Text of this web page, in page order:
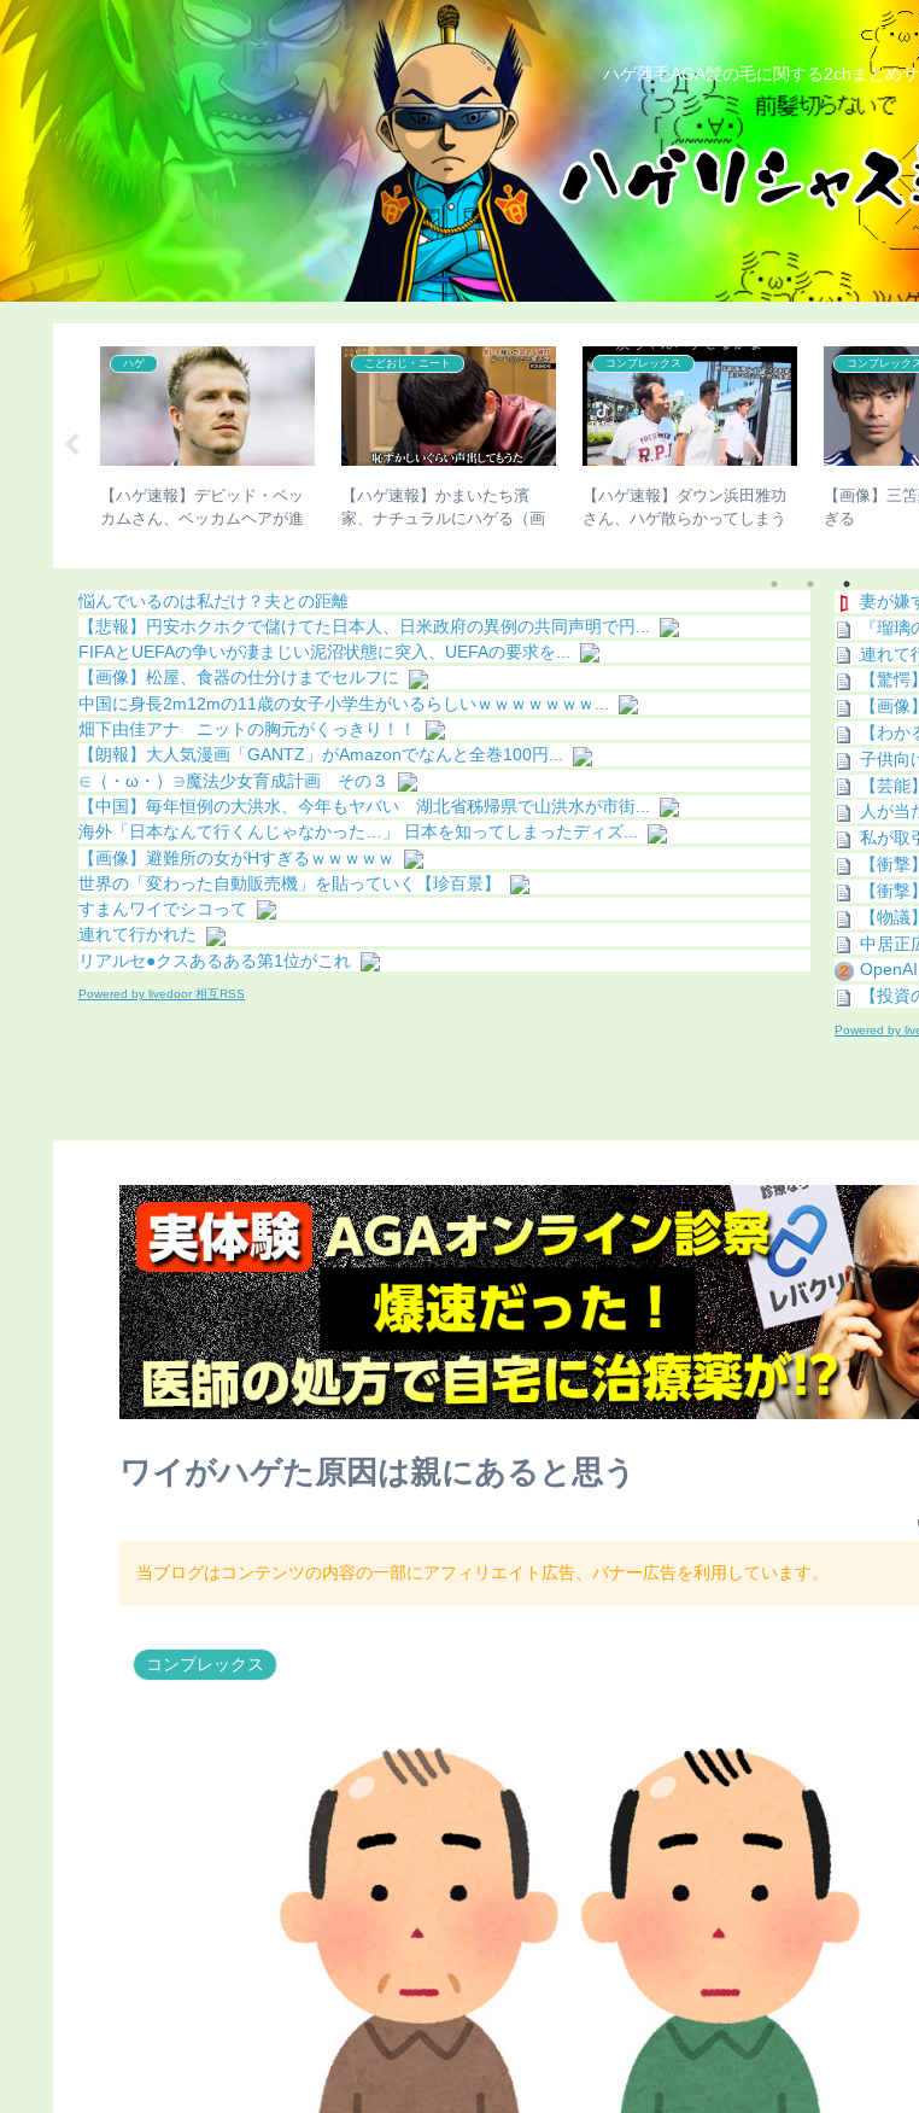
ハゲ薄毛AGA髪の毛に関する2chまとめ
コンプレックス
【ハゲ速報】植毛手術を受け
て「人生が変わった」人がこ
コンプレックス
【ハゲ速報】「ハゲ男性の違
法化」を目指す運動が巻き起
こどおじ・ニート
【ハゲ速報】ハゲたら人生終
了するという現実ｗｗｗ
コンプレックス
【ハゲ速報
味にハゲる（
悩んでいるのは私だけ？夫との距離
【悲報】円安ホクホクで儲けてた日本人、日米政府の異例の共同声明で円...
FIFAとUEFAの争いが凄まじい泥沼状態に突入、UEFAの要求を...
【画像】松屋、食器の仕分けまでセルフに
中国に身長2m12mの11歳の女子小学生がいるらしいｗｗｗｗｗｗｗ...
畑下由佳アナ ニットの胸元がくっきり！！
【朗報】大人気漫画「GANTZ」がAmazonでなんと全巻100円...
∈（・ω・）∋魔法少女育成計画 その３
【中国】毎年恒例の大洪水、今年もヤバい 湖北省秭帰県で山洪水が市街...
海外「日本なんて行くんじゃなかった…」 日本を知ってしまったディズ...
【画像】避難所の女がHすぎるｗｗｗｗｗ
世界の「変わった自動販売機」を貼っていく【珍百景】
すまんワイでシコって
連れて行かれた
リアルセ●クスあるある第1位がこれ
Powered by livedoor 相互RSS
妻が嫌
『瑠
連れて
【驚
【画
【わ
子供向
【芸
人が当
私が取
【衝
【衝
【物
中居正
【投
Powered by
ワイがハゲた原因は親にあると思う
当ブログはコンテンツの内容の一部にアフィリエイト広告、バナー広告を利用しています。
コンプレックス